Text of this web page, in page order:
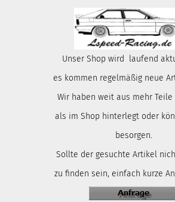
Unser Shop wird laufend
es kommen regelmäßig neue
Wir haben weit aus mehr Teile
als im Shop hinterlegt oder
besorgen.
Sollte der gesuchte Artikel
zu finden sein, einfach kurze